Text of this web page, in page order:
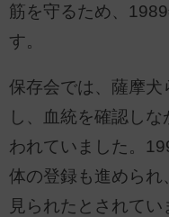
筋を守るため、
す。
保存会では、薩摩
し、血統を確認し
われていました。
体の登録も進めら
見られたとされてい